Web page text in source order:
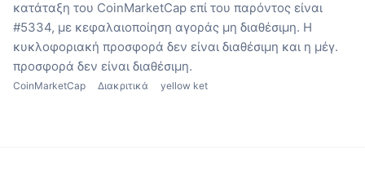
κατάταξη του CoinMarketCap επί του παρόντος είναι
#5334, με κεφαλαιοποίηση αγοράς μη διαθέσιμη. Η
κυκλοφοριακή προσφορά δεν είναι διαθέσιμη και η μέγ.
προσφορά δεν είναι διαθέσιμη.
CoinMarketCap Διακριτικά yellow ket